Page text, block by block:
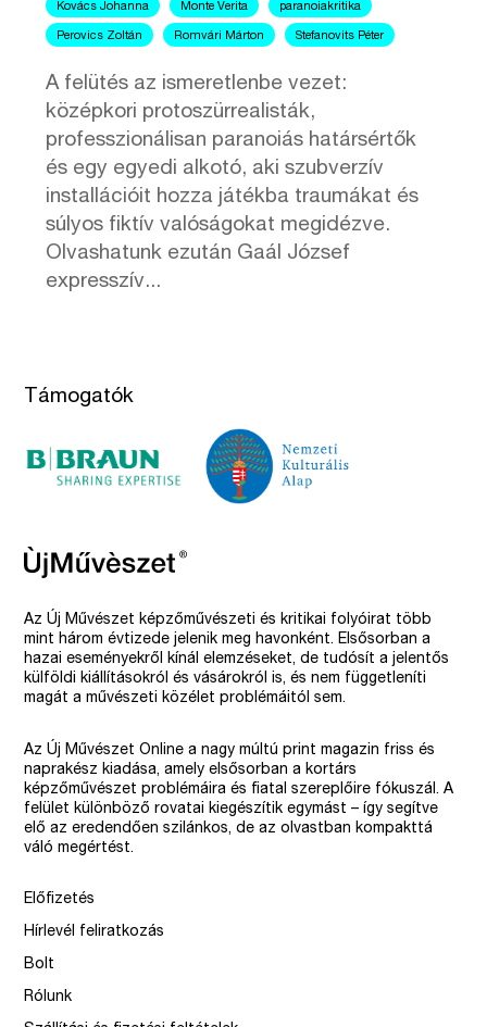
Kovács Johanna Monte Verita paranoiakritika
Perovics Zoltán Romvári Márton Stefanovits Péter
A felütés az ismeretlenbe vezet:
középkori protoszürrealisták,
professzionálisan paranoiás határsértők
és egy egyedi alkotó, aki szubverzív
installációit hozza játékba traumákat és
súlyos fiktív valóságokat megidézve.
Olvashatunk ezután Gaál József
expresszív...
Támogatók
Az Új Művészet képzőművészeti és kritikai folyóirat több
mint három évtizede jelenik meg havonként. Elsősorban a
hazai eseményekről kínál elemzéseket, de tudósít a jelentős
külföldi kiállításokról és vásárokról is, és nem függetleníti
magát a művészeti közélet problémáitól sem.
Az Új Művészet Online a nagy múltú print magazin friss és
naprakész kiadása, amely elsősorban a kortárs
képzőművészet problémáira és fiatal szereplőire fókuszál. A
felület különböző rovatai kiegészítik egymást – így segítve
elő az eredendően szilánkos, de az olvastban kompakttá
váló megértést.
Előfizetés
Hírlevél feliratkozás
Bolt
Rólunk